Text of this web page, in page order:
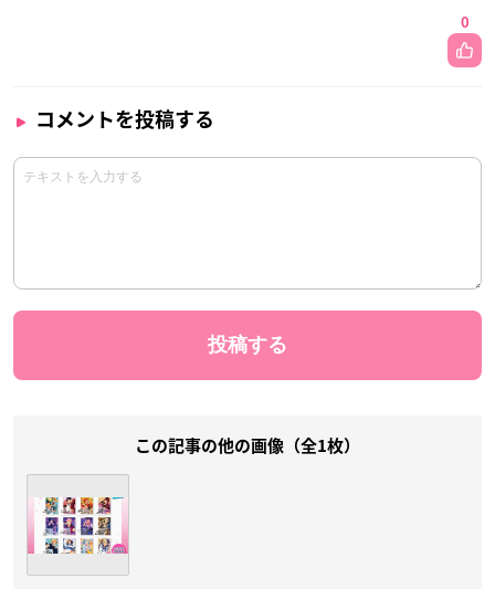
0
コメントを投稿する
この記事の他の画像（全1枚）